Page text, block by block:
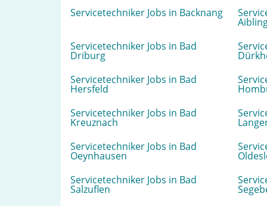
Servicetechniker Jobs in Backnang
Servicetechniker Jobs in Bad
Driburg
Servicetechniker Jobs in Bad
Hersfeld
Servicetechniker Jobs in Bad
Kreuznach
Servicetechniker Jobs in Bad
Oeynhausen
Servicetechniker Jobs in Bad
Salzuflen